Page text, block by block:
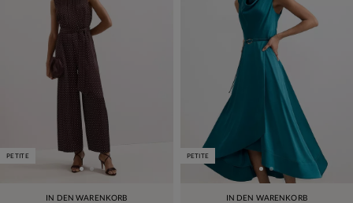
IN DEN WARENKORB
PETITE
IN DEN WARENKORB
PETITE